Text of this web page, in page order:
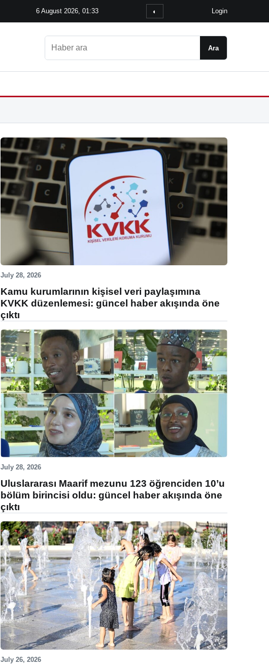
6 August 2026, 01:33 ◐ Login
Ara
July 28, 2026
Kamu kurumlarının kişisel veri paylaşımına
KVKK düzenlemesi: güncel haber akışında öne
çıktı
July 28, 2026
Uluslararası Maarif mezunu 123 öğrenciden 10’u
bölüm birincisi oldu: güncel haber akışında öne
çıktı
July 26, 2026